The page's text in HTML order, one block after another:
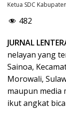
Ketua SDC
482
JURNAL
nelayan yang
Sainoa,
Morowali,
maupun media
ikut angkat